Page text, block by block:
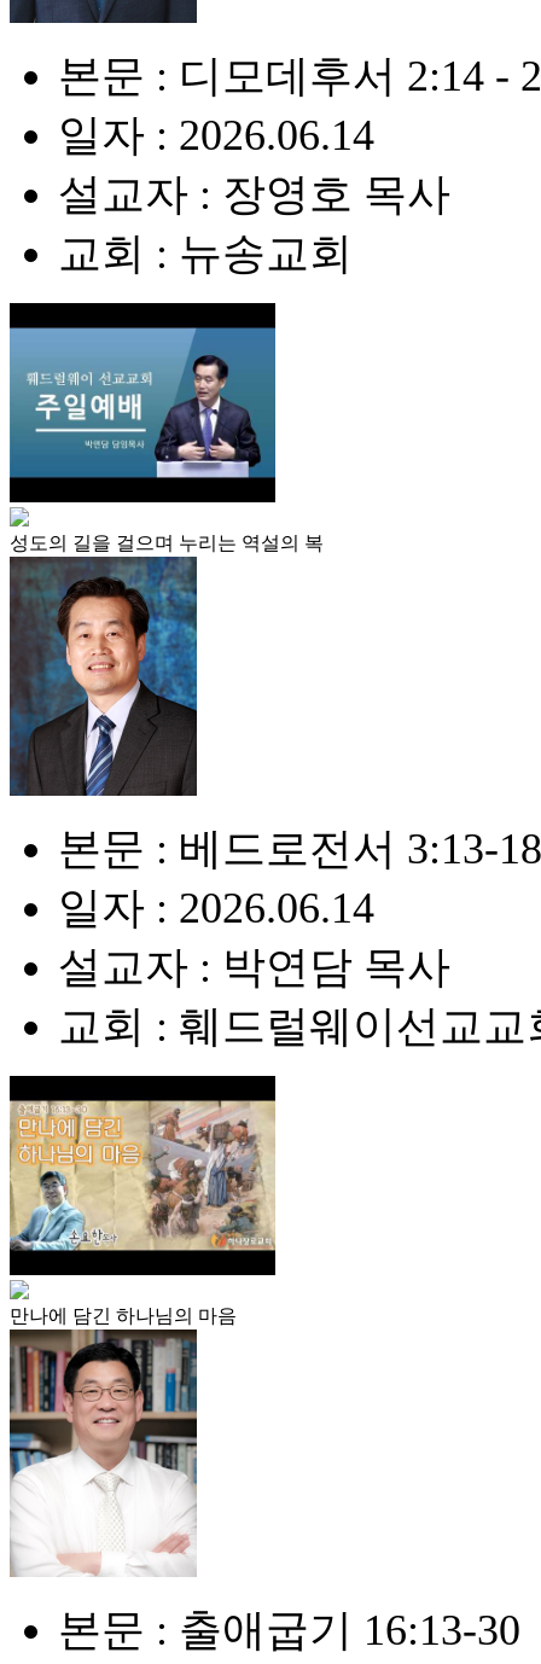
본문 : 디모데후서 2:14 -
일자 : 2026.06.14
설교자 : 장영호 목사
교회 : 뉴송교회
성도의 길을 걸으며 누리는 역설의 복
본문 : 베드로전서 3:13-18
일자 : 2026.06.14
설교자 : 박연담 목사
교회 : 훼드럴웨이선교교
만나에 담긴 하나님의 마음
본문 : 출애굽기 16:13-30